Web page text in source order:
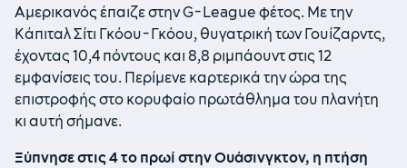
Αμερικανός έπαιζε στην G-League φέτος. Με την
Κάπιταλ Σίτι Γκόου-Γκόου, θυγατρική των Γουίζαρντς,
έχοντας 10,4 πόντους και 8,8 ριμπάουντ στις 12
εμφανίσεις του. Περίμενε καρτερικά την ώρα της
επιστροφής στο κορυφαίο πρωτάθλημα του πλανήτη
κι αυτή σήμανε.
Ξύπνησε στις 4 το πρωί στην Ουάσινγκτον, η πτήση